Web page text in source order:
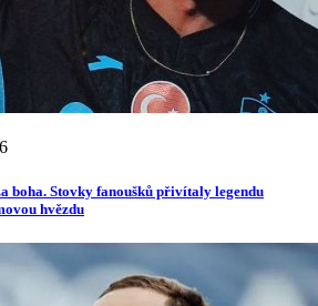
boha. Stovky fanoušků přivítaly legendu
hvězdu